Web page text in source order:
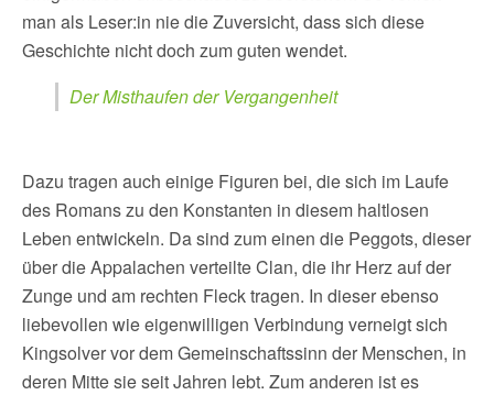
man als Leser:in nie die Zuversicht, dass sich diese
Geschichte nicht doch zum guten wendet.
Der Misthaufen der Vergangenheit
Dazu tragen auch einige Figuren bei, die sich im Laufe
des Romans zu den Konstanten in diesem haltlosen
Leben entwickeln. Da sind zum einen die Peggots, dieser
über die Appalachen verteilte Clan, die ihr Herz auf der
Zunge und am rechten Fleck tragen. In dieser ebenso
liebevollen wie eigenwilligen Verbindung verneigt sich
Kingsolver vor dem Gemeinschaftssinn der Menschen, in
deren Mitte sie seit Jahren lebt. Zum anderen ist es